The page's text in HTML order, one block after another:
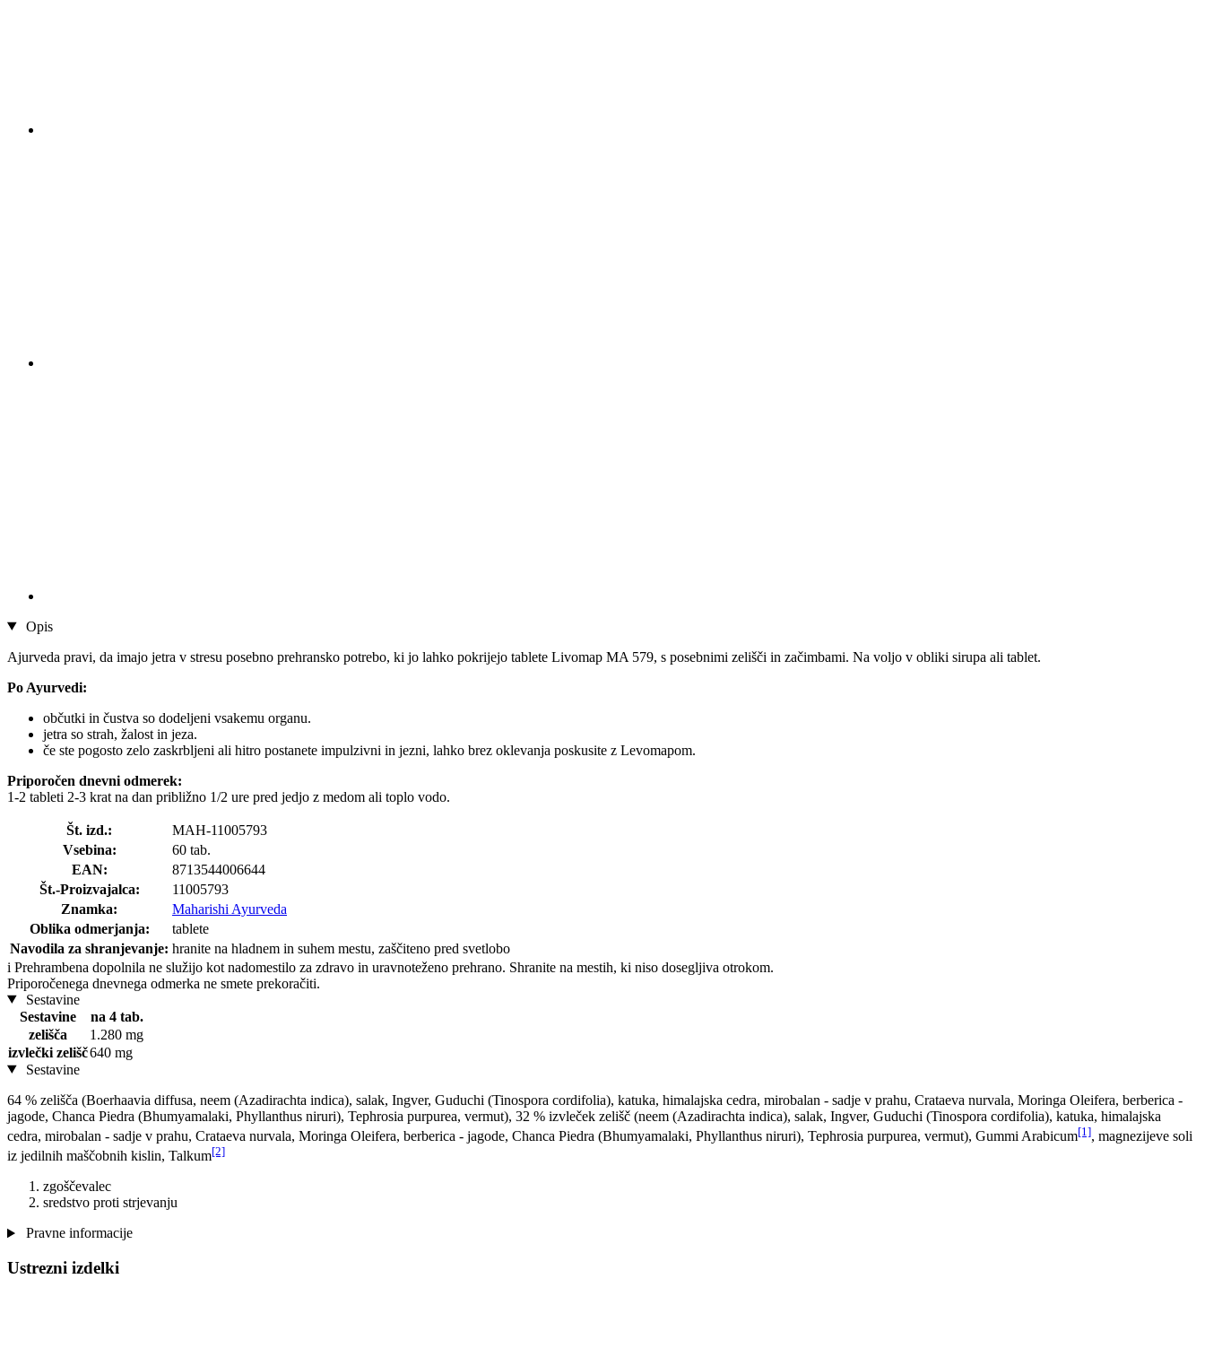
Opis
Ajurveda pravi, da imajo jetra v stresu posebno prehransko potrebo, ki jo lahko pokrijejo tablete Livomap MA 579, s posebnimi zelišči in začimbami. Na voljo v obliki sirupa ali tablet.
Po Ayurvedi:
občutki in čustva so dodeljeni vsakemu organu.
jetra so strah, žalost in jeza.
če ste pogosto zelo zaskrbljeni ali hitro postanete impulzivni in jezni, lahko brez oklevanja poskusite z Levomapom.
Priporočen dnevni odmerek:
1-2 tableti 2-3 krat na dan približno 1/2 ure pred jedjo z medom ali toplo vodo.
Št. izd.:
MAH-11005793
Vsebina:
60 tab.
EAN:
8713544006644
Št.-Proizvajalca:
11005793
Znamka:
Maharishi Ayurveda
Oblika odmerjanja:
tablete
Navodila za shranjevanje: hranite na hladnem in suhem mestu, zaščiteno pred svetlobo
i Prehrambena dopolnila ne služijo kot nadomestilo za zdravo in uravnoteženo prehrano. Shranite na mestih, ki niso dosegljiva otrokom.
Priporočenega dnevnega odmerka ne smete prekoračiti.
Sestavine
Sestavine
na 4 tab.
zelišča
1.280 mg
izvlečki zelišč640 mg
Sestavine
64 % zelišča (Boerhaavia diffusa, neem (Azadirachta indica), salak, Ingver, Guduchi (Tinospora cordifolia), katuka, himalajska cedra, mirobalan - sadje v prahu, Crataeva nurvala, Moringa Oleifera, berberica -
jagode, Chanca Piedra (Bhumyamalaki, Phyllanthus niruri), Tephrosia purpurea, vermut), 32 % izvleček zelišč (neem (Azadirachta indica), salak, Ingver, Guduchi (Tinospora cordifolia), katuka, himalajska
cedra, mirobalan - sadje v prahu, Crataeva nurvala, Moringa Oleifera, berberica - jagode, Chanca Piedra (Bhumyamalaki, Phyllanthus niruri), Tephrosia purpurea, vermut), Gummi Arabicum[1], magnezijeve soli
iz jedilnih maščobnih kislin, Talkum[2]
zgoščevalec
sredstvo proti strjevanju
Pravne informacije
Ustrezni izdelki